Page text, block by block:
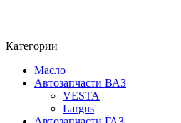
Категории
Масло
Автозапчасти ВАЗ
VESTA
Largus